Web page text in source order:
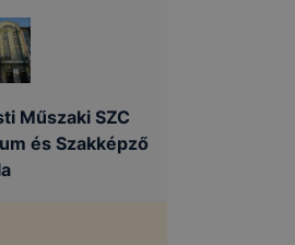
Műszaki SZC
és Szakképző